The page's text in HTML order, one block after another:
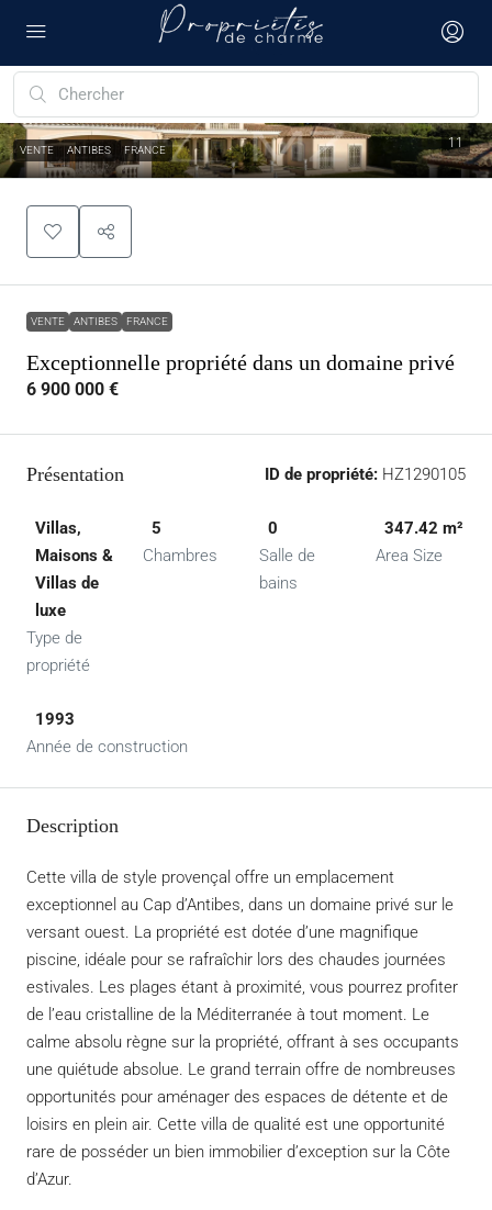
11
VENTE ANTIBES FRANCE
VENTE ANTIBES FRANCE
Exceptionnelle propriété dans un domaine privé
6 900 000 €
Présentation ID de propriété: HZ1290105
Villas,
Maisons &
Villas de
luxe
Type de
propriété
5
Chambres
0
Salle de
bains
347.42 m²
Area Size
1993
Année de construction
Description
Cette villa de style provençal offre un emplacement
exceptionnel au Cap d’Antibes, dans un domaine privé sur le
versant ouest. La propriété est dotée d’une magnifique
piscine, idéale pour se rafraîchir lors des chaudes journées
estivales. Les plages étant à proximité, vous pourrez profiter
de l’eau cristalline de la Méditerranée à tout moment. Le
calme absolu règne sur la propriété, offrant à ses occupants
une quiétude absolue. Le grand terrain offre de nombreuses
opportunités pour aménager des espaces de détente et de
loisirs en plein air. Cette villa de qualité est une opportunité
rare de posséder un bien immobilier d’exception sur la Côte
d’Azur.